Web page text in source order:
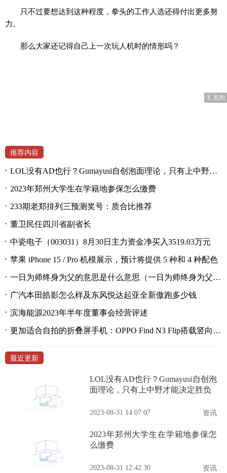
只不过要想达到这种程度，拳头的工作人选还得付出更多努
力。
那么大家还记得自己上一次玩人机时的情形吗？
X 关闭
推荐内容
LOL没有AD也行？Gumayusi自创泡面理论，只有上中野才能决定胜负
2023年郑州大学生在学籍地参保怎么缴费
233期老郑排列三预测奖号：质合比推荐
董卫民任四川省副省长
中瓷电子（003031）8月30日主力资金净买入3519.03万元
苹果 iPhone 15 / Pro 机模展示，预计将提供 5 种和 4 种配色
一日为师终身为父的意思是什么意思（一日为师终身为父的意思）
广汽本田皓影怎么样及东风悦达起亚全新傲跑多少钱
滨海能源2023年半年度董事会经营评述
更加适合自拍的折叠屏手机：OPPO Find N3 Flip搭载竖向外屏
最近更新
LOL没有AD也行？Gumayusi自创泡
面理论，只有上中野才能决定胜负
2023-08-31 14:07:07 资讯
2023年郑州大学生在学籍地参保怎
么缴费
2023-08-31 12:42:30 资讯